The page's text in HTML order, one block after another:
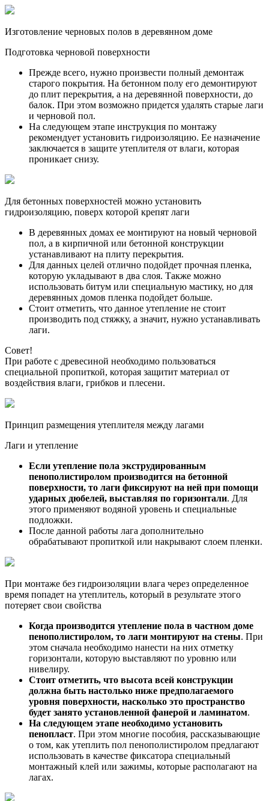
Изготовление черновых полов в деревянном доме
Подготовка черновой поверхности
Прежде всего, нужно произвести полный демонтаж
старого покрытия. На бетонном полу его демонтируют
до плит перекрытия, а на деревянной поверхности, до
балок. При этом возможно придется удалять старые лаги
и черновой пол.
На следующем этапе инструкция по монтажу
рекомендует установить гидроизоляцию. Ее назначение
заключается в защите утеплителя от влаги, которая
проникает снизу.
Для бетонных поверхностей можно установить
гидроизоляцию, поверх которой крепят лаги
В деревянных домах ее монтируют на новый черновой
пол, а в кирпичной или бетонной конструкции
устанавливают на плиту перекрытия.
Для данных целей отлично подойдет прочная пленка,
которую укладывают в два слоя. Также можно
использовать битум или специальную мастику, но для
деревянных домов пленка подойдет больше.
Стоит отметить, что данное утепление не стоит
производить под стяжку, а значит, нужно устанавливать
лаги.
Совет!
При работе с древесиной необходимо пользоваться
специальной пропиткой, которая защитит материал от
воздействия влаги, грибков и плесени.
Принцип размещения утеплителя между лагами
Лаги и утепление
Если утепление пола экструдированным
пенополистиролом производится на бетонной
поверхности, то лаги фиксируют на ней при помощи
ударных дюбелей, выставляя по горизонтали. Для
этого применяют водяной уровень и специальные
подложки.
После данной работы лага дополнительно
обрабатывают пропиткой или накрывают слоем пленки.
При монтаже без гидроизоляции влага через определенное
время попадет на утеплитель, который в результате этого
потеряет свои свойства
Когда производится утепление пола в частном доме
пенополистиролом, то лаги монтируют на стены. При
этом сначала необходимо нанести на них отметку
горизонтали, которую выставляют по уровню или
нивелиру.
Стоит отметить, что высота всей конструкции
должна быть настолько ниже предполагаемого
уровня поверхности, насколько это пространство
будет занято установленной фанерой и ламинатом.
На следующем этапе необходимо установить
пенопласт. При этом многие пособия, рассказывающие
о том, как утеплить пол пенополистиролом предлагают
использовать в качестве фиксатора специальный
монтажный клей или зажимы, которые располагают на
лагах.